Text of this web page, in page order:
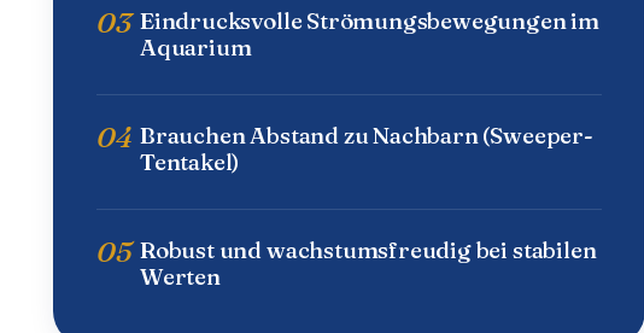
03 Eindrucksvolle Strömungsbewegungen im
Aquarium
04 Brauchen Abstand zu Nachbarn (Sweeper-
Tentakel)
05 Robust und wachstumsfreudig bei stabilen
Werten